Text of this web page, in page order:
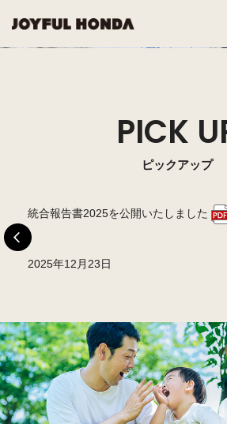
PICK
ピックアップ
2025年12月23日
統合報告書2025を公開いたしました